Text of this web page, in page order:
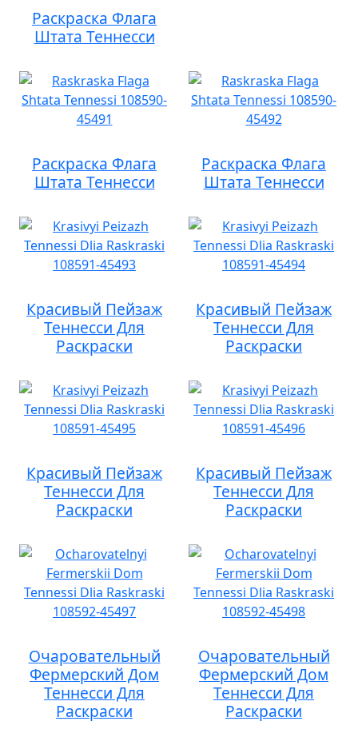
Раскраска Флага
Штата Теннесси
Раскраска Флага
Штата Теннесси
Раскраска Флага
Штата Теннесси
Красивый Пейзаж
Теннесси Для
Раскраски
Красивый Пейзаж
Теннесси Для
Раскраски
Красивый Пейзаж
Теннесси Для
Раскраски
Красивый Пейзаж
Теннесси Для
Раскраски
Очаровательный
Фермерский Дом
Теннесси Для
Раскраски
Очаровательный
Фермерский Дом
Теннесси Для
Раскраски